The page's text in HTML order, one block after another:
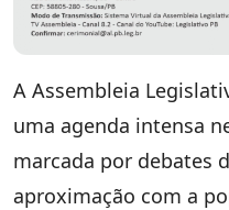
A Assembleia
uma agenda intensa
marcada por debates
aproximação com a